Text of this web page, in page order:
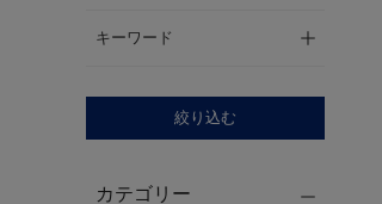
キーワード
絞り込む
カテゴリー